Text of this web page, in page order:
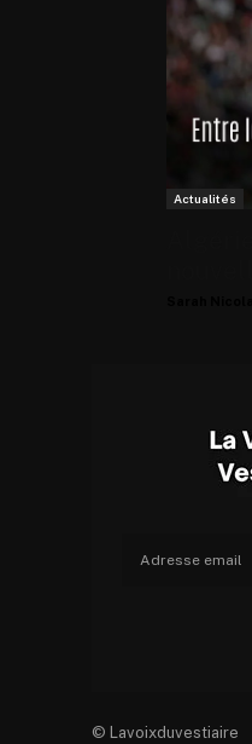
Actualités
© Lavoixduvestiaire